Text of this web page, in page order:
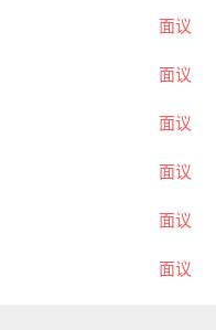
面议
面议
面议
面议
面议
面议